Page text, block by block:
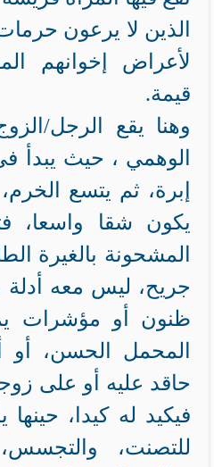
الذين لا يرعون
لأعراض إخوانهم
قيمة.
وهنا يقع الرجل/
الوهمي ، حيث
إبرة، ثم يتسع
يكون شقا واسعا،
المشحونة بالغيرة
جريح، ليس معه أدلة
ظنون أو مؤشرات
المحمل الحسن،
حاقد عليه أو على
فيكيد له كيدا،
للتصنت،